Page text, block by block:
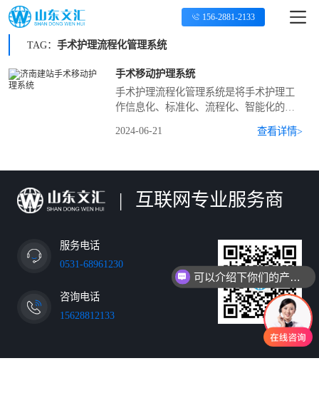
156-2881-2133
TAG： 手术护理流程化管理系统
手术移动护理系统
手术护理流程化管理系统是将手术护理工
作信息化、标准化、流程化、智能化的一
2024-06-21 查看详情>
| 互联网专业服务商
服务电话
0531-68961230
咨询电话
15628812133